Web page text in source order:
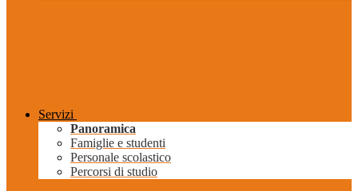
Servizi
Panoramica
Famiglie e studenti
Personale scolastico
Percorsi di studio